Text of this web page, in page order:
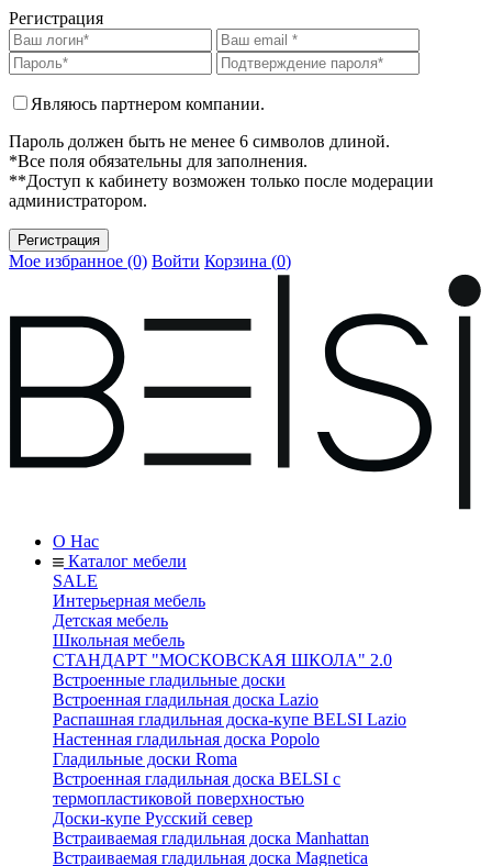
Регистрация
Являюсь партнером компании.
Пароль должен быть не менее 6 символов длиной.
*Все поля обязательны для заполнения.
**Доступ к кабинету возможен только после модерации
администратором.
Мое избранное (0) Войти Корзина (0)
О Нас
Каталог мебели
SALE
Интерьерная мебель
Детская мебель
Школьная мебель
СТАНДАРТ "МОСКОВСКАЯ ШКОЛА" 2.0
Встроенные гладильные доски
Встроенная гладильная доска Lazio
Распашная гладильная доска-купе BELSI Lazio
Настенная гладильная доска Popolo
Гладильные доски Roma
Встроенная гладильная доска BELSI с
термопластиковой поверхностью
Доски-купе Русский север
Встраиваемая гладильная доска Manhattan
Встраиваемая гладильная доска Magnetica